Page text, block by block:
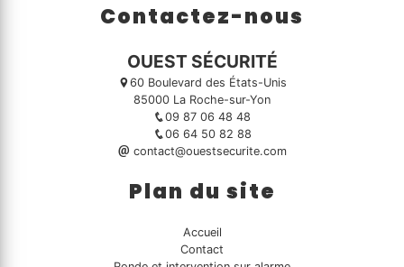
Contactez-nous
OUEST SÉCURITÉ
60 Boulevard des États-Unis
85000 La Roche-sur-Yon
09 87 06 48 48
06 64 50 82 88
contact@ouestsecurite.com
Plan du site
Accueil
Contact